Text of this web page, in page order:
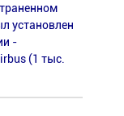
установлен
-
(1 тыс.